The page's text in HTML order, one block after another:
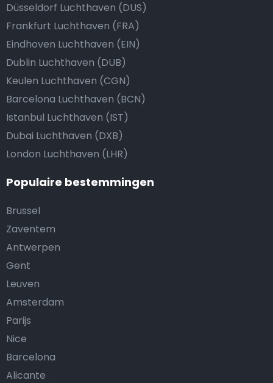
Düsseldorf Luchthaven (DUS)
Frankfurt Luchthaven (FRA)
Eindhoven Luchthaven (EIN)
Dublin Luchthaven (DUB)
Keulen Luchthaven (CGN)
Barcelona Luchthaven (BCN)
Istanbul Luchthaven (IST)
Dubai Luchthaven (DXB)
London Luchthaven (LHR)
Populaire bestemmingen
Brussel
Zaventem
Antwerpen
Gent
Leuven
Amsterdam
Parijs
Nice
Barcelona
Alicante